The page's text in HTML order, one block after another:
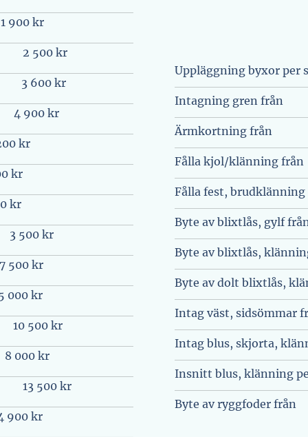
1 900 kr
2 500 kr
3 600 kr
4 900 kr
kr
kr
kr
3 500 kr
7 500 kr
000 kr
10 500 kr
8 000 kr
13 500 kr
900 kr
Uppläggning byxor per
Intagning gren från
Ärmkortning från
Fålla kjol/klänning från
Fålla fest,
Byte av blixtlås, gylf
Byte av blixtlås,
Byte av dolt blixtlås,
Intag väst, sidsömmar
Intag blus, skjorta,
Insnitt blus, klänning
Byte av ryggfoder från